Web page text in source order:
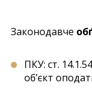
Законодавче
ПКУ: ст.
об’єкт